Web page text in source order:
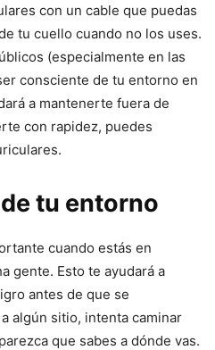
con un cable que puedas
tu cuello cuando no los uses.
(especialmente en las
consciente de tu entorno en
a mantenerte fuera de
con rapidez, puedes
tu entorno
cuando estás en
gente. Esto te ayudará a
antes de que se
algún sitio, intenta caminar
que sabes a dónde vas.